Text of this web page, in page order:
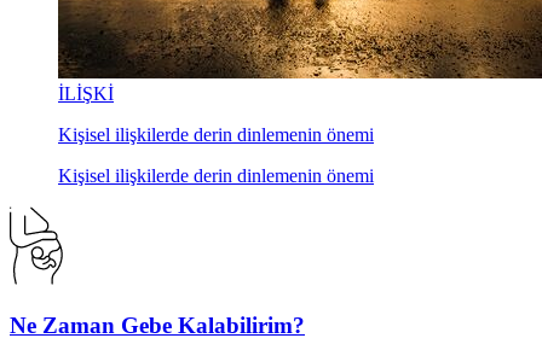
İLİŞKİ
Kişisel ilişkilerde derin dinlemenin önemi
Kişisel ilişkilerde derin dinlemenin önemi
Ne Zaman Gebe Kalabilirim?